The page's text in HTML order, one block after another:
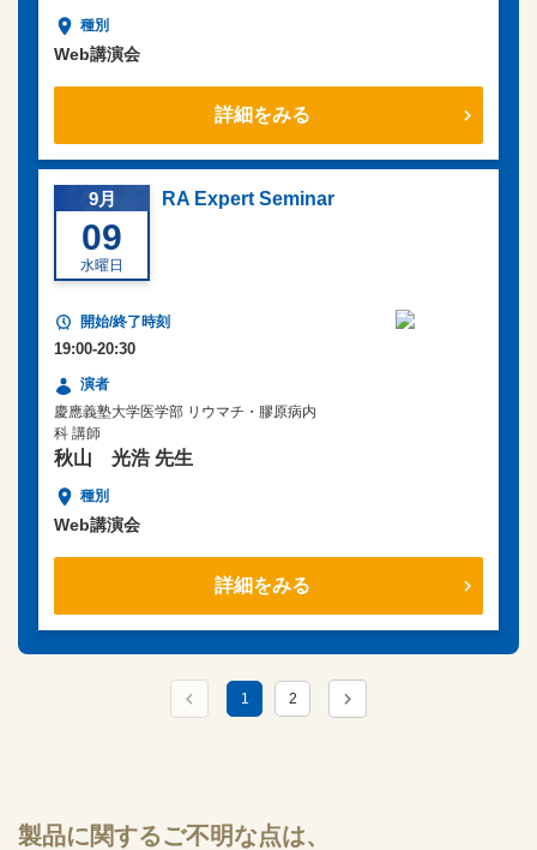
Web講演会
詳細をみる
9月
09
水曜日
RA Expert Seminar
19:00-20:30
慶應義塾大学医学部 リウマチ・膠原病内
科 講師
秋山 光浩 先生
Web講演会
詳細をみる
1 2
製品に関するご不明な点は、